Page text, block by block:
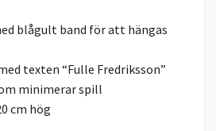
blågult band för att hängas
texten “Fulle Fredriksson”
minimerar spill
cm hög